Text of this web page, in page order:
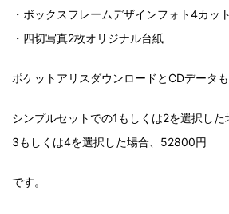
・ボックスフレームデザインフォト4カット
・四切写真2枚オリジナル台紙
ポケットアリスダウンロードとCDデータも
シンプルセットでの1もしくは2を選択し
3もしくは4を選択した場合、52800円
です。